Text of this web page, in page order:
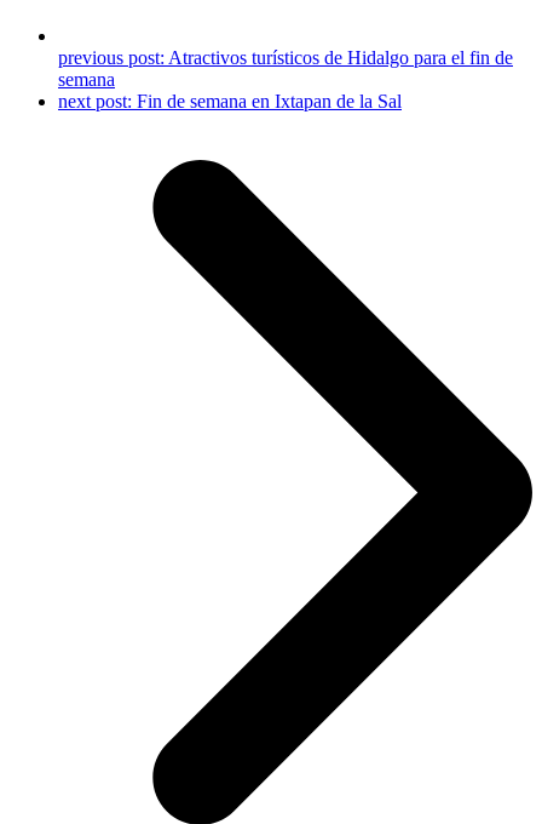
previous post: Atractivos turísticos de Hidalgo para el fin de
semana
next post: Fin de semana en Ixtapan de la Sal